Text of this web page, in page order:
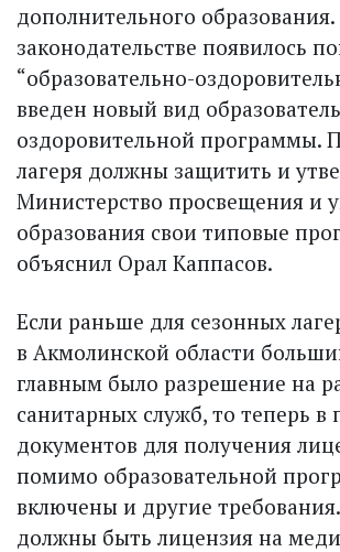
дополнительного образования.
законодательстве появилось
“образовательно-
введен новый вид
оздоровительной программы.
лагеря должны защитить и
Министерство просвещения и
образования свои типовые
объяснил Орал Каппасов.
Если раньше для сезонных
в Акмолинской области
главным было разрешение на
санитарных служб, то теперь в
документов для получения
помимо образовательной
включены и другие
должны быть лицензия на